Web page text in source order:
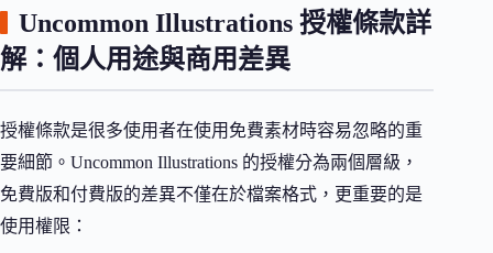
Uncommon Illustrations 授權條款詳
解：個人用途與商用差異
授權條款是很多使用者在使用免費素材時容易忽略的重
要細節。Uncommon Illustrations 的授權分為兩個層級，
免費版和付費版的差異不僅在於檔案格式，更重要的是
使用權限：